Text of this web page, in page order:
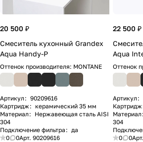
20 500 ₽
Смеситель кухонный Grandex
Aqua Handy-P
0 0Арт. 90209616
Оттенок производителя: MONTANE
Артикул : 90209616
Картридж : керамический 35 мм
Материал : Нержавеющая сталь AISI
304
Подключение фильтра : да
22 500 ₽
Aqua
0 0Арт.
Оттенок
Артикул :
Картридж
Материал :
304